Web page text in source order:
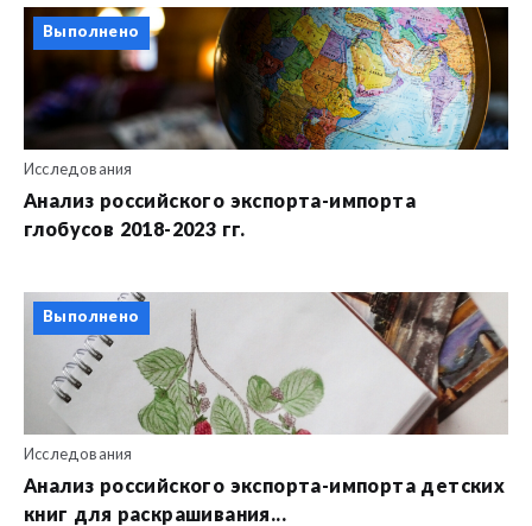
Выполнено
Исследования
Анализ российского экспорта-импорта
глобусов 2018-2023 гг.
Выполнено
Исследования
Анализ российского экспорта-импорта детских
книг для раскрашивания...